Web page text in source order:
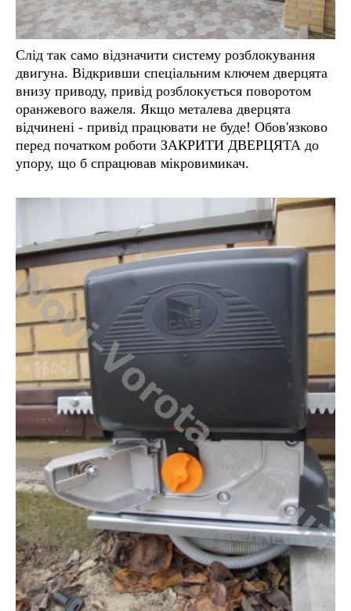
Слід так само відзначити систему розблокування
двигуна. Відкривши спеціальним ключем дверцята
внизу приводу, привід розблокується поворотом
оранжевого важеля. Якщо металева дверцята
відчинені - привід працювати не буде! Обов'язково
перед початком роботи ЗАКРИТИ ДВЕРЦЯТА до
упору, що б спрацював мікровимикач.